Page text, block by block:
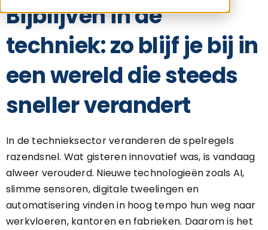
Bijblijven in de
techniek: zo blijf je bij in
een wereld die steeds
sneller verandert
In de technieksector veranderen de spelregels
razendsnel. Wat gisteren innovatief was, is vandaag
alweer verouderd. Nieuwe technologieën zoals AI,
slimme sensoren, digitale tweelingen en
automatisering vinden in hoog tempo hun weg naar
werkvloeren, kantoren en fabrieken. Daarom is het